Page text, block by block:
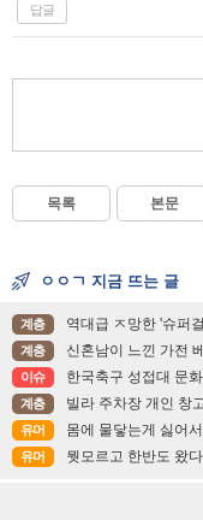
답글
목록 본문
ㅇㅇㄱ 지금 뜨는 글
계층 역대급 ㅈ망한 '슈퍼
계층 신혼남이 느낀 가전
이슈 한국축구 성접대 문
계층 빌라 주차장 개인 창
유머 몸에 물닿는게 싫어
유머 뭣모르고 한반도 왔